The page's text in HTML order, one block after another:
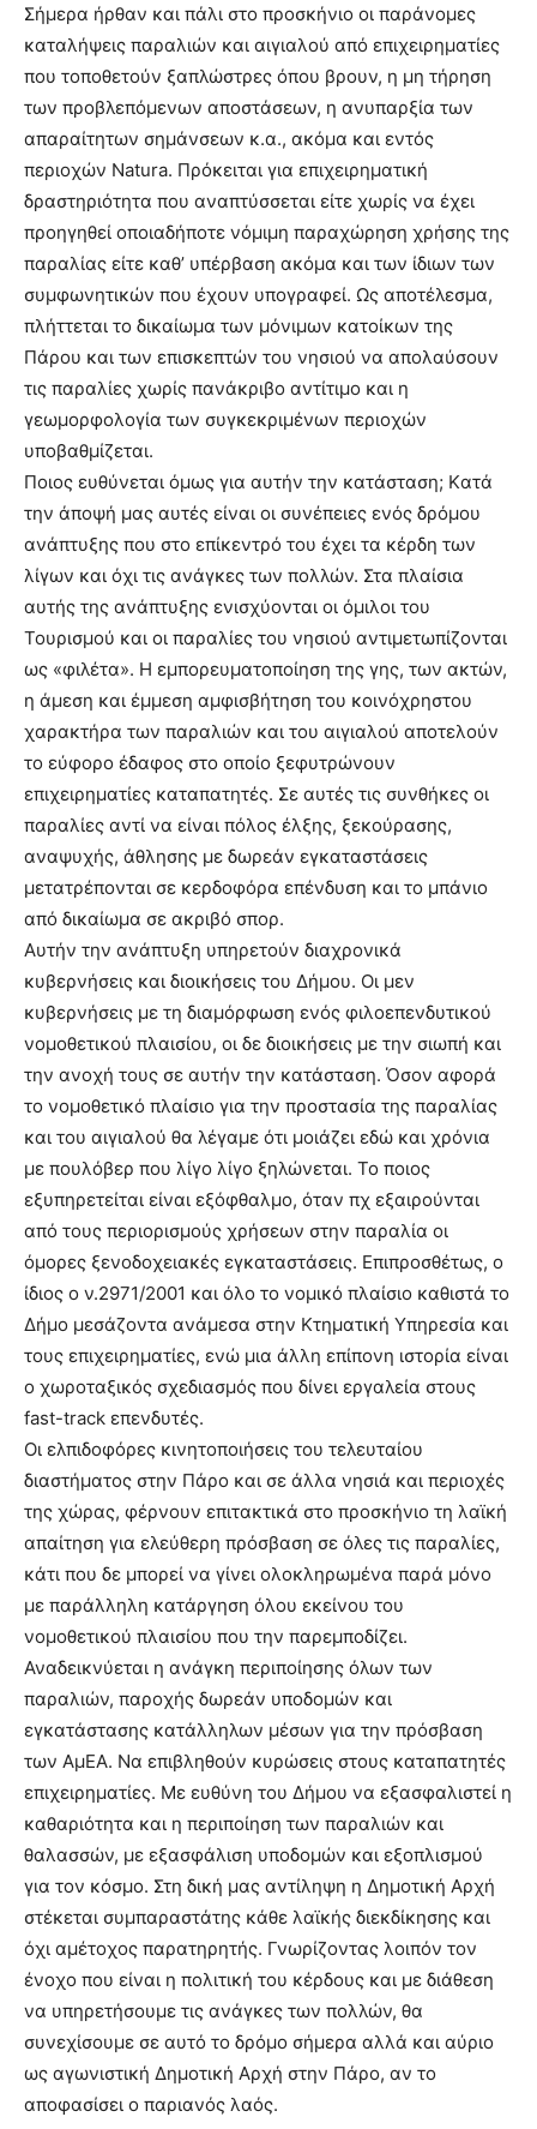
Σήμερα ήρθαν και πάλι στο προσκήνιο οι παράνομες
καταλήψεις παραλιών και αιγιαλού από επιχειρηματίες
που τοποθετούν ξαπλώστρες όπου βρουν, η μη τήρηση
των προβλεπόμενων αποστάσεων, η ανυπαρξία των
απαραίτητων σημάνσεων κ.α., ακόμα και εντός
περιοχών Natura. Πρόκειται για επιχειρηματική
δραστηριότητα που αναπτύσσεται είτε χωρίς να έχει
προηγηθεί οποιαδήποτε νόμιμη παραχώρηση χρήσης της
παραλίας είτε καθ’ υπέρβαση ακόμα και των ίδιων των
συμφωνητικών που έχουν υπογραφεί. Ως αποτέλεσμα,
πλήττεται το δικαίωμα των μόνιμων κατοίκων της
Πάρου και των επισκεπτών του νησιού να απολαύσουν
τις παραλίες χωρίς πανάκριβο αντίτιμο και η
γεωμορφολογία των συγκεκριμένων περιοχών
υποβαθμίζεται.
Ποιος ευθύνεται όμως για αυτήν την κατάσταση; Kατά
την άποψή μας αυτές είναι οι συνέπειες ενός δρόμου
ανάπτυξης που στο επίκεντρό του έχει τα κέρδη των
λίγων και όχι τις ανάγκες των πολλών. Στα πλαίσια
αυτής της ανάπτυξης ενισχύονται οι όμιλοι του
Τουρισμού και οι παραλίες του νησιού αντιμετωπίζονται
ως «φιλέτα». Η εμπορευματοποίηση της γης, των ακτών,
η άμεση και έμμεση αμφισβήτηση του κοινόχρηστου
χαρακτήρα των παραλιών και του αιγιαλού αποτελούν
το εύφορο έδαφος στο οποίο ξεφυτρώνουν
επιχειρηματίες καταπατητές. Σε αυτές τις συνθήκες οι
παραλίες αντί να είναι πόλος έλξης, ξεκούρασης,
αναψυχής, άθλησης με δωρεάν εγκαταστάσεις
μετατρέπονται σε κερδοφόρα επένδυση και το μπάνιο
από δικαίωμα σε ακριβό σπορ.
Αυτήν την ανάπτυξη υπηρετούν διαχρονικά
κυβερνήσεις και διοικήσεις του Δήμου. Οι μεν
κυβερνήσεις με τη διαμόρφωση ενός φιλοεπενδυτικού
νομοθετικού πλαισίου, οι δε διοικήσεις με την σιωπή και
την ανοχή τους σε αυτήν την κατάσταση. Όσον αφορά
το νομοθετικό πλαίσιο για την προστασία της παραλίας
και του αιγιαλού θα λέγαμε ότι μοιάζει εδώ και χρόνια
με πουλόβερ που λίγο λίγο ξηλώνεται. Το ποιος
εξυπηρετείται είναι εξόφθαλμο, όταν πχ εξαιρούνται
από τους περιορισμούς χρήσεων στην παραλία οι
όμορες ξενοδοχειακές εγκαταστάσεις. Επιπροσθέτως, ο
ίδιος ο ν.2971/2001 και όλο το νομικό πλαίσιο καθιστά το
Δήμο μεσάζοντα ανάμεσα στην Κτηματική Υπηρεσία και
τους επιχειρηματίες, ενώ μια άλλη επίπονη ιστορία είναι
ο χωροταξικός σχεδιασμός που δίνει εργαλεία στους
fast-track επενδυτές.
Oι ελπιδοφόρες κινητοποιήσεις του τελευταίου
διαστήματος στην Πάρο και σε άλλα νησιά και περιοχές
της χώρας, φέρνουν επιτακτικά στο προσκήνιο τη λαϊκή
απαίτηση για ελεύθερη πρόσβαση σε όλες τις παραλίες,
κάτι που δε μπορεί να γίνει ολοκληρωμένα παρά μόνο
με παράλληλη κατάργηση όλου εκείνου του
νομοθετικού πλαισίου που την παρεμποδίζει.
Αναδεικνύεται η ανάγκη περιποίησης όλων των
παραλιών, παροχής δωρεάν υποδομών και
εγκατάστασης κατάλληλων μέσων για την πρόσβαση
των ΑμΕΑ. Να επιβληθούν κυρώσεις στους καταπατητές
επιχειρηματίες. Με ευθύνη του Δήμου να εξασφαλιστεί η
καθαριότητα και η περιποίηση των παραλιών και
θαλασσών, με εξασφάλιση υποδομών και εξοπλισμού
για τον κόσμο. Στη δική μας αντίληψη η Δημοτική Αρχή
στέκεται συμπαραστάτης κάθε λαϊκής διεκδίκησης και
όχι αμέτοχος παρατηρητής. Γνωρίζοντας λοιπόν τον
ένοχο που είναι η πολιτική του κέρδους και με διάθεση
να υπηρετήσουμε τις ανάγκες των πολλών, θα
συνεχίσουμε σε αυτό το δρόμο σήμερα αλλά και αύριο
ως αγωνιστική Δημοτική Αρχή στην Πάρο, αν το
αποφασίσει ο παριανός λαός.